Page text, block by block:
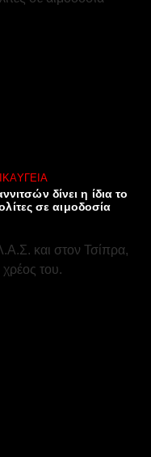
ΥΓΕΊΑ
δίνει η ίδια το
σε αιμοδοσία